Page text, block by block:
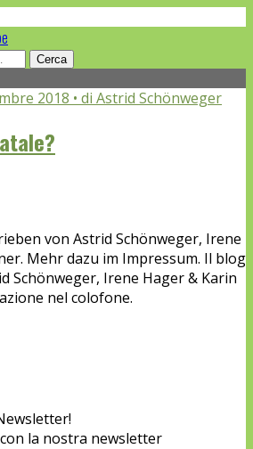
2018 • di Astrid Schönweger
von Astrid Schönweger, Irene
Mehr dazu im Impressum. Il blog
Schönweger, Irene Hager & Karin
nel colofone.
la nostra newsletter